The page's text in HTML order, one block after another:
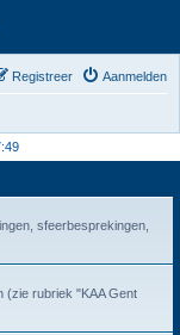
Aanmelden
Registreer
sfeerbesprekingen,
(zie rubriek "KAA Gent